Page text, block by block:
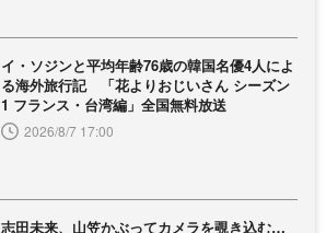
イ・ソジンと平均年齢76歳の韓国名優4人によ
る海外旅行記 「花よりおじいさん シーズン
1 フランス・台湾編」全国無料放送
2026/8/7 17:00
志田未来、山笠かぶってカメラを覗き込む…